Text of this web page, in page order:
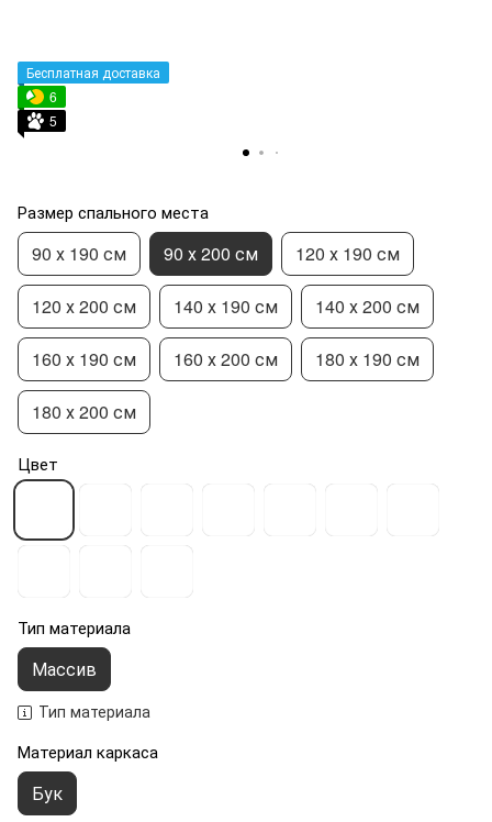
Бесплатная доставка
6
5
Размер спального места
90 х 190 см 90 х 200 см 120 х 190 см
120 х 200 см 140 х 190 см 140 х 200 см
160 х 190 см 160 х 200 см 180 х 190 см
180 х 200 см
Цвет
Тип материала
Массив
Тип материала
Материал каркаса
Бук